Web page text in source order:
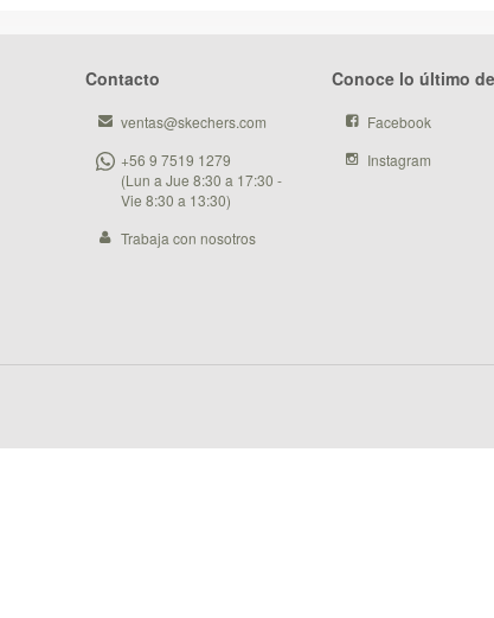
Contacto
ventas@skechers.com
+56 9 7519 1279
(Lun a Jue 8:30 a 17:30 -
Vie 8:30 a 13:30)
Trabaja con nosotros
Conoce lo último
Facebook
Instagram